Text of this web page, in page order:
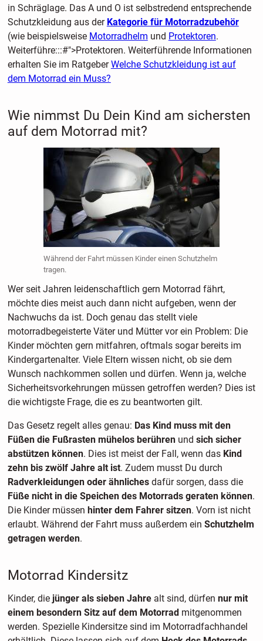
in Schräglage. Das A und O ist selbstredend entsprechende
Schutzkleidung aus der Kategorie für Motorradzubehör
(wie beispielsweise Motorradhelm und Protektoren.
Weiterführe:::#">Protektoren. Weiterführende Informationen
erhalten Sie im RatgeberWelche Schutzkleidung ist auf
dem Motorrad ein Muss?
Wie nimmst Du Dein Kind am sichersten
auf dem Motorrad mit?
Während der Fahrt müssen Kinder einen Schutzhelm
tragen.
Wer seit Jahren leidenschaftlich gern Motorrad fährt,
möchte dies meist auch dann nicht aufgeben, wenn der
Nachwuchs da ist. Doch genau das stellt viele
motorradbegeisterte Väter und Mütter vor ein Problem: Die
Kinder möchten gern mitfahren, oftmals sogar bereits im
Kindergartenalter. Viele Eltern wissen nicht, ob sie dem
Wunsch nachkommen sollen und dürfen. Wenn ja, welche
Sicherheitsvorkehrungen müssen getroffen werden? Dies ist
die wichtigste Frage, die es zu beantworten gilt.
Das Gesetz regelt alles genau: Das Kind muss mit den
Füßen die Fußrasten mühelos berührenund sich sicher
abstützen können. Dies ist meist der Fall, wenn das Kind
zehn bis zwölf Jahre alt ist. Zudem musst Du durch
Radverkleidungen oder ähnlichesdafür sorgen, dass die
Füße nicht in die Speichen des Motorrads geraten können.
Die Kinder müssen hinter dem Fahrer sitzen. Vorn ist nicht
erlaubt. Während der Fahrt muss außerdem ein Schutzhelm
getragen werden.
Motorrad Kindersitz
Kinder, die jünger als sieben Jahrealt sind, dürfen nur mit
einem besondern Sitz auf dem Motorradmitgenommen
werden. Spezielle Kindersitze sind im Motorradfachhandel